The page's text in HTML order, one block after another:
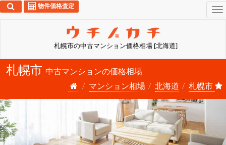
札幌市の中古マンション価格相場 [北海道]
物件価格査定
札幌市 中古マンションの価格相場
マンション相場
北海道 札幌市